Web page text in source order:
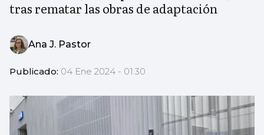
tras rematar las obras de adaptación
Ana J. Pastor
Publicado: 04 Ene 2024 - 01:30